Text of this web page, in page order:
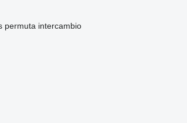
permuta intercambio